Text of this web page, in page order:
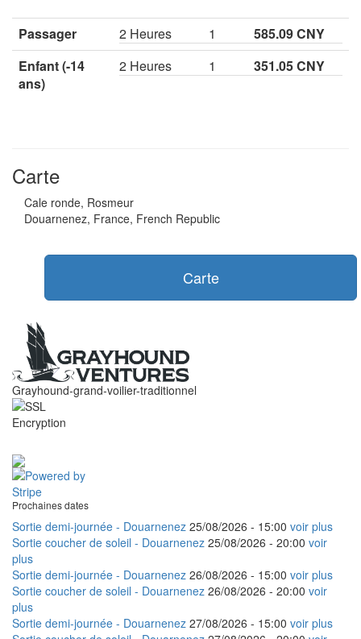
Passager 2 Heures 1
585.09 CNY
Enfant (-14
ans)
2 Heures 1 351.05 CNY
Carte
Cale ronde, Rosmeur
Douarnenez, France, French Republic
Carte
Grayhound-grand-voilier-traditionnel
Prochaines dates
Sortie demi-journée - Douarnenez 25/08/2026 - 15:00 voir plus
Sortie coucher de soleil - Douarnenez 25/08/2026 - 20:00 voir
plus
Sortie demi-journée - Douarnenez 26/08/2026 - 15:00 voir plus
Sortie coucher de soleil - Douarnenez 26/08/2026 - 20:00 voir
plus
Sortie demi-journée - Douarnenez 27/08/2026 - 15:00 voir plus